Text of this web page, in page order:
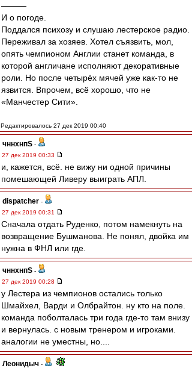
———
И о погоде.
Поддался психозу и слушаю лестерское радио.
Переживал за хозяев. Хотел съязвить, мол,
опять чемпионом Англии станет команда, в
которой англичане исполняют декоративные
роли. Но после четырёх мячей уже как-то не
язвится. Впрочем, всё хорошо, что не
«Манчестер Сити».
Редактировалось 27 дек 2019 00:40
чннхнпS -
27 дек 2019 00:33
и, кажется, всё. не вижу ни одной причины
помешающей Ливеру выиграть АПЛ.
dispatcher -
27 дек 2019 00:31
Сначала отдать Руденко, потом намекнуть на
возвращение Бушманова. Не понял, двойка им
нужна в ФНЛ или где.
чннхнпS -
27 дек 2019 00:28
у Лестера из чемпионов остались только
Шмайхел, Варди и Олбрайтон. ну кто на поле.
команда поболталась три года где-то там внизу
и вернулась. с новым тренером и игроками.
аналогии не уместны, но....
Леонидыч -